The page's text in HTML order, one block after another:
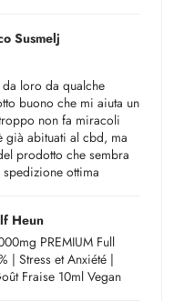
Susmelj
loro da qualche
buono che mi aiuta un
non fa miracoli
già abituati al cbd, ma
prodotto che sembra
ottima
Heun
PREMIUM Full
| Stress et Anxiété |
Fraise 10ml Vegan